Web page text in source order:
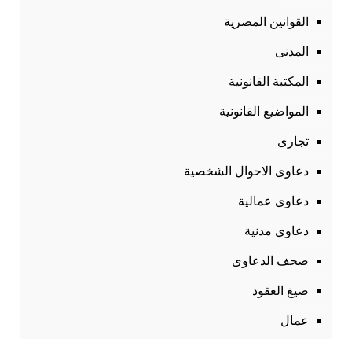
القوانين المصرية
المدنى
المكتبة القانونية
المواضيع القانونية
تجارى
دعاوى الاحوال الشخصية
دعاوى عمالية
دعاوى مدنية
صحف الدعاوى
صيغ العقود
عمال